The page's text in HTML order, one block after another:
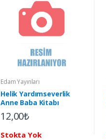
Edam Yayınları
Helik Yardımseverlik
Anne Baba Kitabı
12,00₺
Stokta Yok